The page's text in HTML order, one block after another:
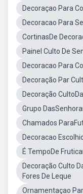
Decoraçao Para
Decoracao Para
CortinasDe
Painel Culto De
Decoracao Para
Decoração Par
Decoração
Grupo
Chamados
Decoracao
É TempoDe
Decoração Culto
Fores De Leque
Ornamentaçao